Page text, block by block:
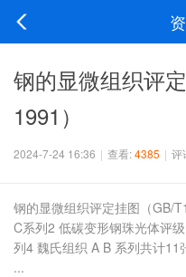
钢的显微组织评
1991）
2024-7-24 16:36 | 查看:4385 | 评
钢的显微组织评定挂图（GB/
C系列2 低碳变形钢珠光体评
列4 魏氏组织 A B 系列共计
...